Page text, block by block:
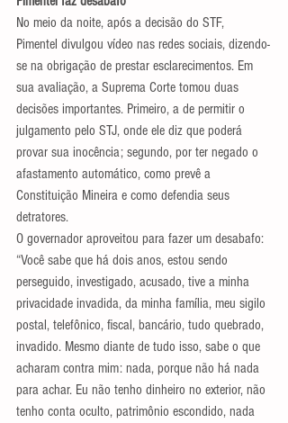
No meio da noite, após a decisão do STF,
Pimentel divulgou vídeo nas redes sociais, dizendo-
se na obrigação de prestar esclarecimentos. Em
sua avaliação, a Suprema Corte tomou duas
decisões importantes. Primeiro, a de permitir o
julgamento pelo STJ, onde ele diz que poderá
provar sua inocência; segundo, por ter negado o
afastamento automático, como prevê a
Constituição Mineira e como defendia seus
detratores.
O governador aproveitou para fazer um desabafo:
“Você sabe que há dois anos, estou sendo
perseguido, investigado, acusado, tive a minha
privacidade invadida, da minha família, meu sigilo
postal, telefônico, fiscal, bancário, tudo quebrado,
invadido. Mesmo diante de tudo isso, sabe o que
acharam contra mim: nada, porque não há nada
para achar. Eu não tenho dinheiro no exterior, não
tenho conta oculto, patrimônio escondido, nada